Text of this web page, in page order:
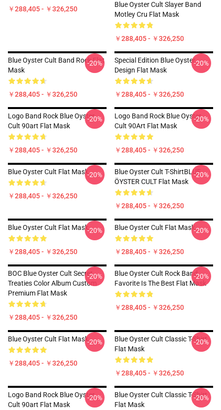
￥288,405 - ￥326,250
Blue Oyster Cult Slayer Band
Motley Cru Flat Mask
￥288,405 - ￥326,250
Blue Oyster Cult Band Rock Flat
Mask
￥288,405 - ￥326,250
-20%
Special Edition Blue Oyster
Design Flat Mask
￥288,405 - ￥326,250
-20%
Logo Band Rock Blue Oyster
Cult 90art Flat Mask
￥288,405 - ￥326,250
-20%
Logo Band Rock Blue Oyster
Cult 90Art Flat Mask
￥288,405 - ￥326,250
-20%
Blue Oyster Cult Flat Mask
￥288,405 - ￥326,250
-20%
Blue Oyster Cult T-ShirtBLUE
ÖYSTER CULT Flat Mask
￥288,405 - ￥326,250
-20%
Blue Oyster Cult Flat Mask
￥288,405 - ￥326,250
-20% Blue Oyster Cult Flat Mask
￥288,405 - ￥326,250
-20%
BOC Blue Oyster Cult Secret
Treaties Color Album Custom
Premium Flat Mask
￥288,405 - ￥326,250
-20%
Blue Oyster Cult Rock Band
Favorite Is The Best Flat Mask
￥288,405 - ￥326,250
-20%
Blue Oyster Cult Flat Mask
￥288,405 - ￥326,250
-20%
Blue Oyster Cult Classic T-Shirt
Flat Mask
￥288,405 - ￥326,250
-20%
Logo Band Rock Blue Oyster
Cult 90art Flat Mask
-20%
Blue Oyster Cult Classic T-Shirt
Flat Mask
-20%